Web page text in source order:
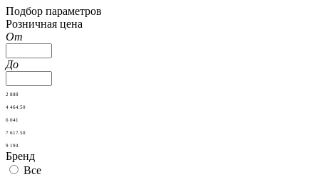
Подбор параметров
Розничная цена
От
До
2 888
4 464.50
6 041
7 617.50
9 194
Бренд
Все